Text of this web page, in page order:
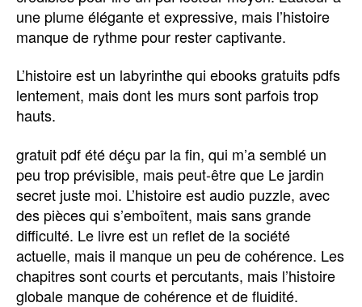
une plume élégante et expressive, mais l’histoire
manque de rythme pour rester captivante.
L’histoire est un labyrinthe qui ebooks gratuits pdfs
lentement, mais dont les murs sont parfois trop
hauts.
gratuit pdf été déçu par la fin, qui m’a semblé un
peu trop prévisible, mais peut-être que Le jardin
secret juste moi. L’histoire est audio puzzle, avec
des pièces qui s’emboîtent, mais sans grande
difficulté. Le livre est un reflet de la société
actuelle, mais il manque un peu de cohérence. Les
chapitres sont courts et percutants, mais l’histoire
globale manque de cohérence et de fluidité.